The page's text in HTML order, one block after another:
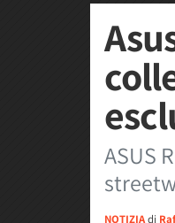
ASUS
NOTIZIAdi